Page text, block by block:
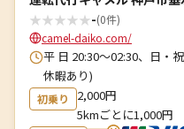
★★★★★-(0件)
camel-daiko.com/
平 日 20:30～02:30、日・
休暇あり)
初乗り
2,000円
5kmごとに1,000円